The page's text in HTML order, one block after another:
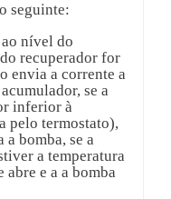
seguinte:
nível do
recuperador for
envia a corrente a
se a
inferior à
pelo termostato),
bomba, se a
a temperatura
e a a bomba